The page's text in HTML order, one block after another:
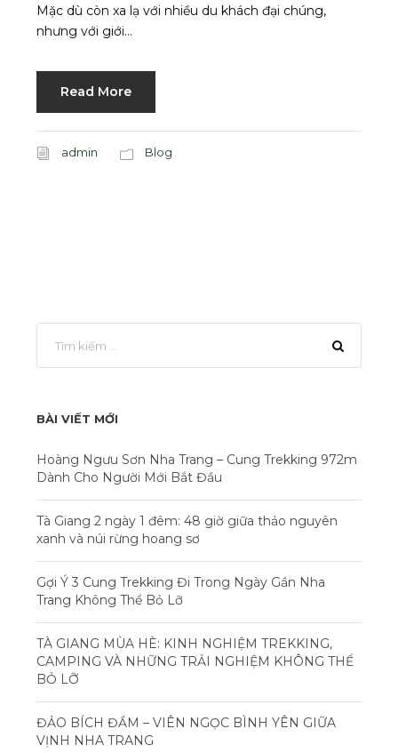
Mặc dù còn xa lạ với nhiều du khách đại chúng,
nhưng với giới...
Read More
admin Blog
BÀI VIẾT MỚI
Hoàng Ngưu Sơn Nha Trang – Cung Trekking 972m
Dành Cho Người Mới Bắt Đầu
Tà Giang 2 ngày 1 đêm: 48 giờ giữa thảo nguyên
xanh và núi rừng hoang sơ
Gợi Ý 3 Cung Trekking Đi Trong Ngày Gần Nha
Trang Không Thể Bỏ Lỡ
TÀ GIANG MÙA HÈ: KINH NGHIỆM TREKKING,
CAMPING VÀ NHỮNG TRẢI NGHIỆM KHÔNG THỂ
BỎ LỠ
ĐẢO BÍCH ĐẦM – VIÊN NGỌC BÌNH YÊN GIỮA
VỊNH NHA TRANG